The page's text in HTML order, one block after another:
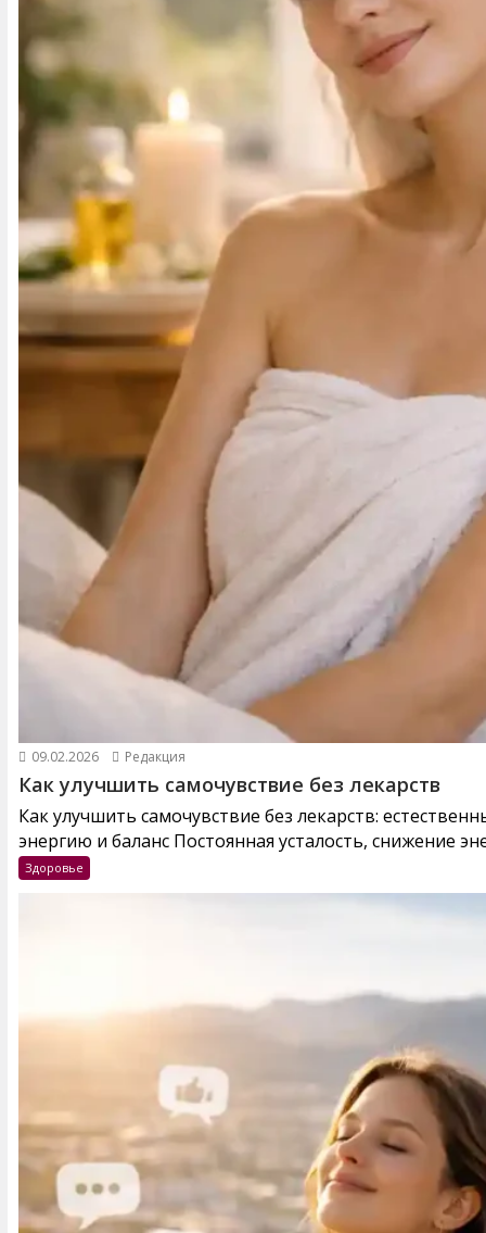
09.02.2026 Редакция
Как улучшить самочувствие без лекарств
Как улучшить самочувствие без лекарств:
энергию и баланс Постоянная усталость, снижение
Здоровье